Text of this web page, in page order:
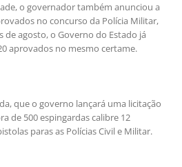
o governador também anunciou a
no concurso da Polícia Militar,
de agosto, o Governo do Estado já
aprovados no mesmo certame.
que o governo lançará uma licitação
de 500 espingardas calibre 12
paras as Polícias Civil e Militar.